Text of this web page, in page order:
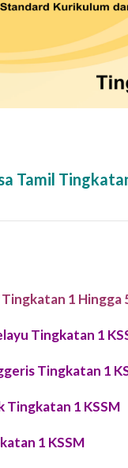
Tamil
1 Hingga
Tingkatan 1
Tingkatan 1
Tingkatan 1 KSSM
1 KSSM